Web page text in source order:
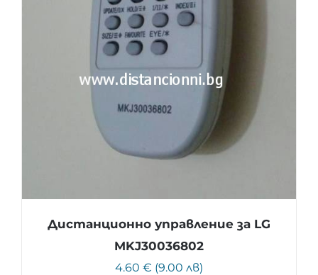
Дистанционно управление за LG
MKJ30036802
4.60 € (9.00 лв)